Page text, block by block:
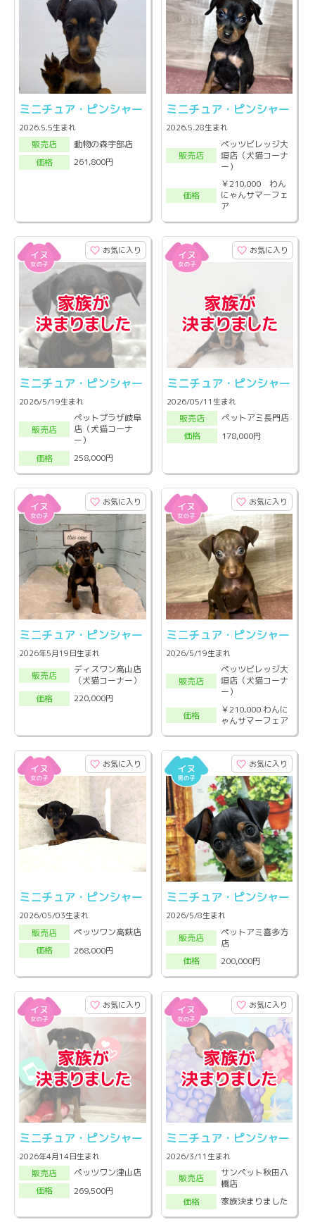
ミニチュア・ピンシャー
2026.5.5生まれ
販売店
動物の森宇部店
価格
261,800円
ミニチュア・ピンシャー
2026.5.28生まれ
販売店
ペッツビレッジ大
垣店（犬猫コーナ
ー）
価格
￥210,000 わん
にゃんサマーフェ
ア
お気に入り
ミニチュア・ピンシャー
2026/5/19生まれ
販売店
ペットプラザ岐阜
店（犬猫コーナ
ー）
価格
258,000円
お気に入り
ミニチュア・ピンシャー
2026/05/11生まれ
販売店
ペットアミ長門店
価格
178,000円
お気に入り
ミニチュア・ピンシャー
2026年5月19日生まれ
販売店
ディスワン高山店
（犬猫コーナー）
価格
220,000円
お気に入り
ミニチュア・ピンシャー
2026/5/19生まれ
販売店
ペッツビレッジ大
垣店（犬猫コーナ
ー）
価格
￥210,000 わんに
ゃんサマーフェア
お気に入り
ミニチュア・ピンシャー
2026/05/03生まれ
販売店
ペッツワン高萩店
価格
268,000円
お気に入り
ミニチュア・ピンシャー
2026/5/8生まれ
販売店
ペットアミ喜多方
店
価格
200,000円
お気に入り
ミニチュア・ピンシャー
2026年4月14日生まれ
販売店
ペッツワン津山店
価格
269,500円
お気に入り
ミニチュア・ピンシャー
2026/3/11生まれ
販売店
サンペット秋田八
橋店
価格
家族決まりました